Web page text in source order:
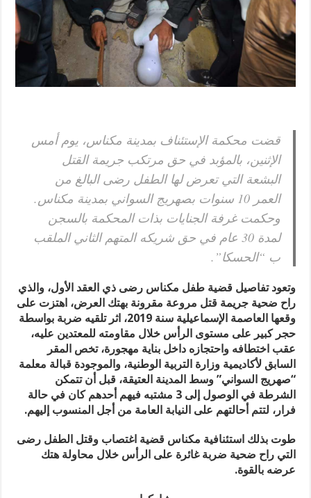
قضت محكمة الإستئناف بمدينة مكناس، يوم أمس
الإثنين، بالمؤبد في حق مرتكب جريمة القتل
البشعة التي تعرض لها الطفل رضى البالغ من
العمر 10 سنوات بصهريج السواني بمدينة مكناس.
وحكمت غرفة الجنايات بذات المحكمة بالسجن
لمدة 30 عام في حق شريكه المتهم الثاني الملقب
ب “الحسكا”.
وتعود تفاصيل قضية طفل مكناس رضى ذي العقد الأول، والذي
راح ضحية جريمة قتل مروعة مقرونة بهتك العرض، اهتزت على
وقعها العاصمة الإسماعيلية سنة 2019، اثر تلقيه ضربة بواسطة
حجر كبير على مستوى الرأس خلال مقاومته للمعتدين عليه،
عقب اختطافه واحتجازه داخل بناية مهجورة، تخص المقر
السابق لأكاديمية وزارة التربية الوطنية، والموجودة قبالة معلمة
“صهريج السواني” وسط المدينة العتيقة، قبل أن تتمكن
الشرطة في الوصول إلى 3 مشتبه فيهم أحدهم كان في حالة
فرار، لتتم أحالتهم على النيابة العامة من أجل المنسوب إليهم.
طوت بذلك استئنافية مكناس قضية اغتصاب وقتل الطفل رضى
التي راح ضحية ضربة غائرة على الرأس خلال محاولة هتك
عرضه بالقوة.